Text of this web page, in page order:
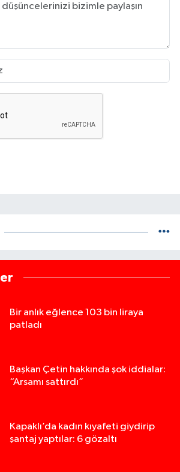
Bir anlık eğlence 103 bin liraya
patladı
Başkan Çetin hakkında şok iddialar:
“Arsamı sattırdı”
Kapaklı’da kadın kıyafeti giydirip
şantaj yaptılar: 6 gözaltı